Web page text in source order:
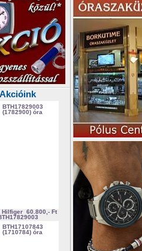
Akcióink
Hilfiger 60.800,- Ft